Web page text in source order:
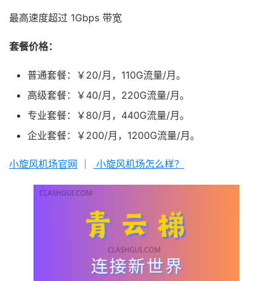
最高速度超过 1Gbps 带宽
套餐价格：
普通套餐：￥20/月，110G流量/月。
高级套餐：￥40/月，220G流量/月。
专业套餐：￥80/月，440G流量/月。
企业套餐：￥200/月，1200G流量/月。
小旋风机场官网 小旋风机场怎么样？